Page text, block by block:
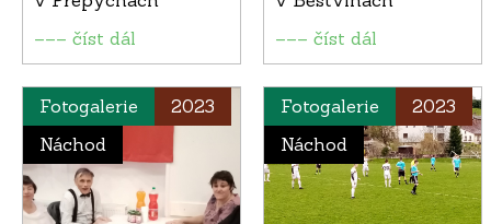
––– číst dál
––– číst dál
Fotogalerie
2023
Náchod
Fotogalerie
2023
Náchod